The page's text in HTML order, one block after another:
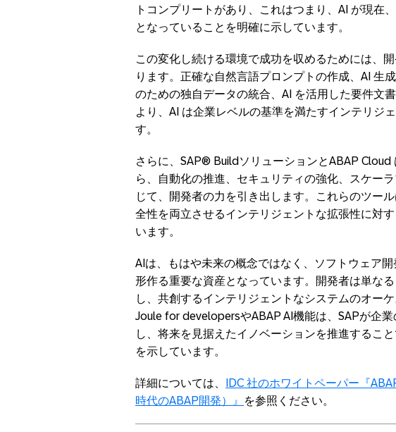
トコンプリートがあり、これはつまり、 AI が現在
となっていることを明確に示しています。
この変化し続ける環境で成功を収めるためには、
ります。正確な自然言語プロンプトの作成、 AI 生
のための独自データの統合、 AI を活用した要件文
より、 AI は企業レベルの基準を満たすインテリジ
す。
さらに、 SAP® Build ソリューションとABAP Cloud
ら、自動化の推進、セキュリティの強化、スケー
じて、開発者の力を引き出します。これらのツー
全性を両立させるインテリジェントな拡張性に対す
います。
AI は、
もはや未来の概念ではなく、ソフトウェア
形作る重要な資産となっています。開発者は単な
し、共創するインテリジェントなシステムのオー
Joule for developersやABAP AI 機能は、 SAPが企
し、将来を見据えたイノベーションを推進するこ
を示しています。
詳細については、 IDC 社のホワイトペーパー『
時代のABAP開発）』 を参照ください。